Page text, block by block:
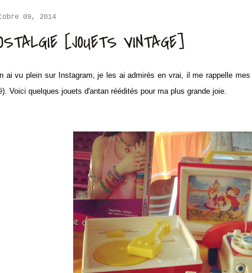
09, 2014
[JOUETS VINTAGE]
ai vu plein sur Instagram, je les ai admirés en vrai, il me rappelle
). Voici quelques jouets d'antan réédités pour ma plus grande joie.